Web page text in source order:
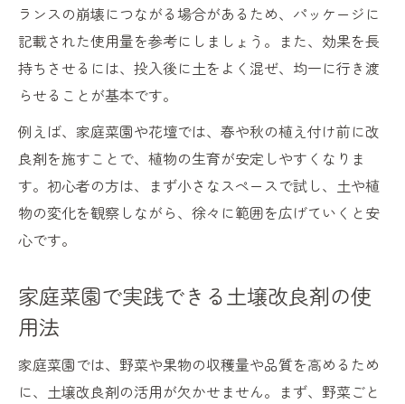
ランスの崩壊につながる場合があるため、パッケージに
記載された使用量を参考にしましょう。また、効果を長
持ちさせるには、投入後に土をよく混ぜ、均一に行き渡
らせることが基本です。
例えば、家庭菜園や花壇では、春や秋の植え付け前に改
良剤を施すことで、植物の生育が安定しやすくなりま
す。初心者の方は、まず小さなスペースで試し、土や植
物の変化を観察しながら、徐々に範囲を広げていくと安
心です。
家庭菜園で実践できる土壌改良剤の使
用法
家庭菜園では、野菜や果物の収穫量や品質を高めるため
に、土壌改良剤の活用が欠かせません。まず、野菜ごと